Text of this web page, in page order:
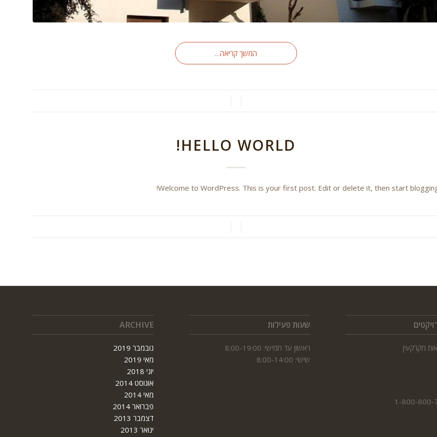
המשך קריאה…
HELLO WORLD!
Welcome to WordPress. This is your first post. Edit or delete it, then start
מקרקעין
שעות פעילות
ראשון עד חמישי: 8:00-19:00
שישי: 8:00-14:00
ARCHIVE
נובמבר 2019
מאי 2019
יוני 2018
אוגוסט 2014
מאי 2014
פברואר 2014
דצמבר 2013
ינואר 2013